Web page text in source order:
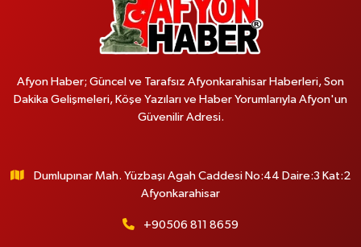
Afyon Haber; Güncel ve Tarafsız Afyonkarahisar Haberleri, Son
Dakika Gelişmeleri, Köşe Yazıları ve Haber Yorumlarıyla Afyon'un
Güvenilir Adresi.
Dumlupınar Mah. Yüzbaşı Agah Caddesi No:44 Daire:3 Kat:2
Afyonkarahisar
+90506 811 8659